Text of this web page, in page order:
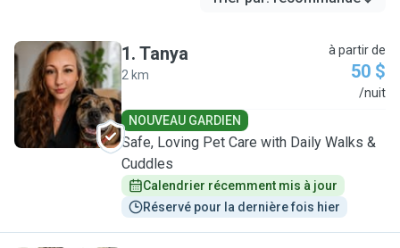
T
1. Tanya
2 km
à partir de
50 $
/nuit
NOUVEAU GARDIEN
Safe, Loving Pet Care with Daily Walks &
Cuddles
Calendrier récemment mis à jour
Réservé pour la dernière fois hier